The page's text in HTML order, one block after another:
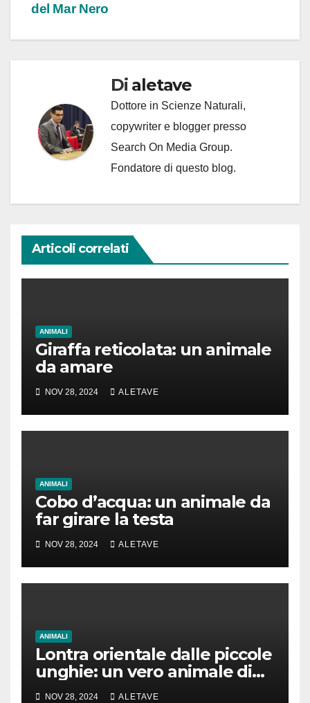
del Mar Nero
Di aletave
Dottore in Scienze Naturali,
copywriter e blogger presso
Search On Media Group.
Fondatore di questo blog.
Articoli correlati
ANIMALI
Giraffa reticolata: un animale
da amare
NOV 28, 2024 ALETAVE
ANIMALI
Cobo d’acqua: un animale da
far girare la testa
NOV 28, 2024 ALETAVE
ANIMALI
Lontra orientale dalle piccole
unghie: un vero animale di
cui parlare
NOV 28, 2024 ALETAVE